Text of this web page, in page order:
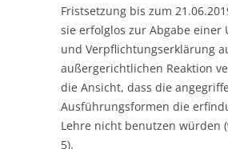
Fristsetzung bis zum
sie erfolglos zur Abgabe einer
und Verpflichtungserklärung
außergerichtlichen Reaktion
die Ansicht, dass die
Ausführungsformen die
Lehre nicht benutzen würden
5).